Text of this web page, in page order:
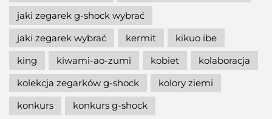
jaki zegarek g-shock wybrać
jaki zegarek wybrać
kermit
kikuo ibe
king
kiwami-ao-zumi kobiet
kolaboracja
kolekcja zegarków g-shock
kolory ziemi
konkurs
konkurs g-shock